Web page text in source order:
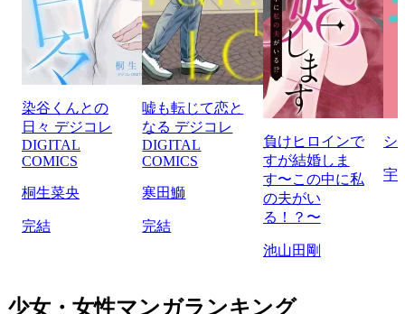
染谷くんとの
日々 デジコレ
DIGITAL
COMICS
桐生菜央
完結
嘘も転じて恋と
なる デジコレ
DIGITAL
COMICS
寒田鰤
完結
負けヒロインで
すが結婚しま
す〜この中に私
の夫がい
る！？〜
池山田剛
シ
宇
少女・女性マンガランキング